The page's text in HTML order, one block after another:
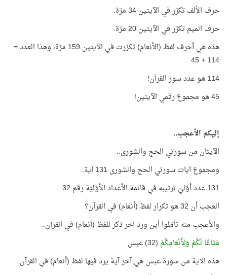
حرف الألف تكرّر في الآيتين 34 مرّة.
حرف الميم تكرّر في الآيتين 20 مرّة.
هذه هي أحرف لفظ (الأنعام) تكرّرت في الآيتين 159 مرّة، وهذا العدد =
114 + 45
114 هو عدد سور القرآن!
45 هو مجموع رقمي الآيتين!
إليكم الأعجب..
الآيتان من سورتي الحج والشورى..
ومجموع آيات سورتي الحج والشورى 131 آية..
131 عدد أوّليّ ترتيبه في قائمة الأعداد الأوّليّة رقم 32
العجب أن 32 هو تكرار لفظ (أنعام) في القرآن؟
والأعجب منه تأمّلوا أين ورد آخر ذكر للفظ (أنعام) في القرآن..
مَتَاعًا لَكُمْ وَلِأَنْعَامِكُمْ (32) عبس
هذه الآية من سورة عبس هي آخر آية يرد فيها لفظ (أنعام) في القرآن..